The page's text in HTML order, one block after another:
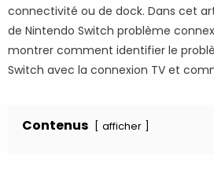
connectivité ou de dock. Dans cet
de Nintendo Switch problème
montrer comment identifier le
Switch avec la connexion TV et
Contenus afficher